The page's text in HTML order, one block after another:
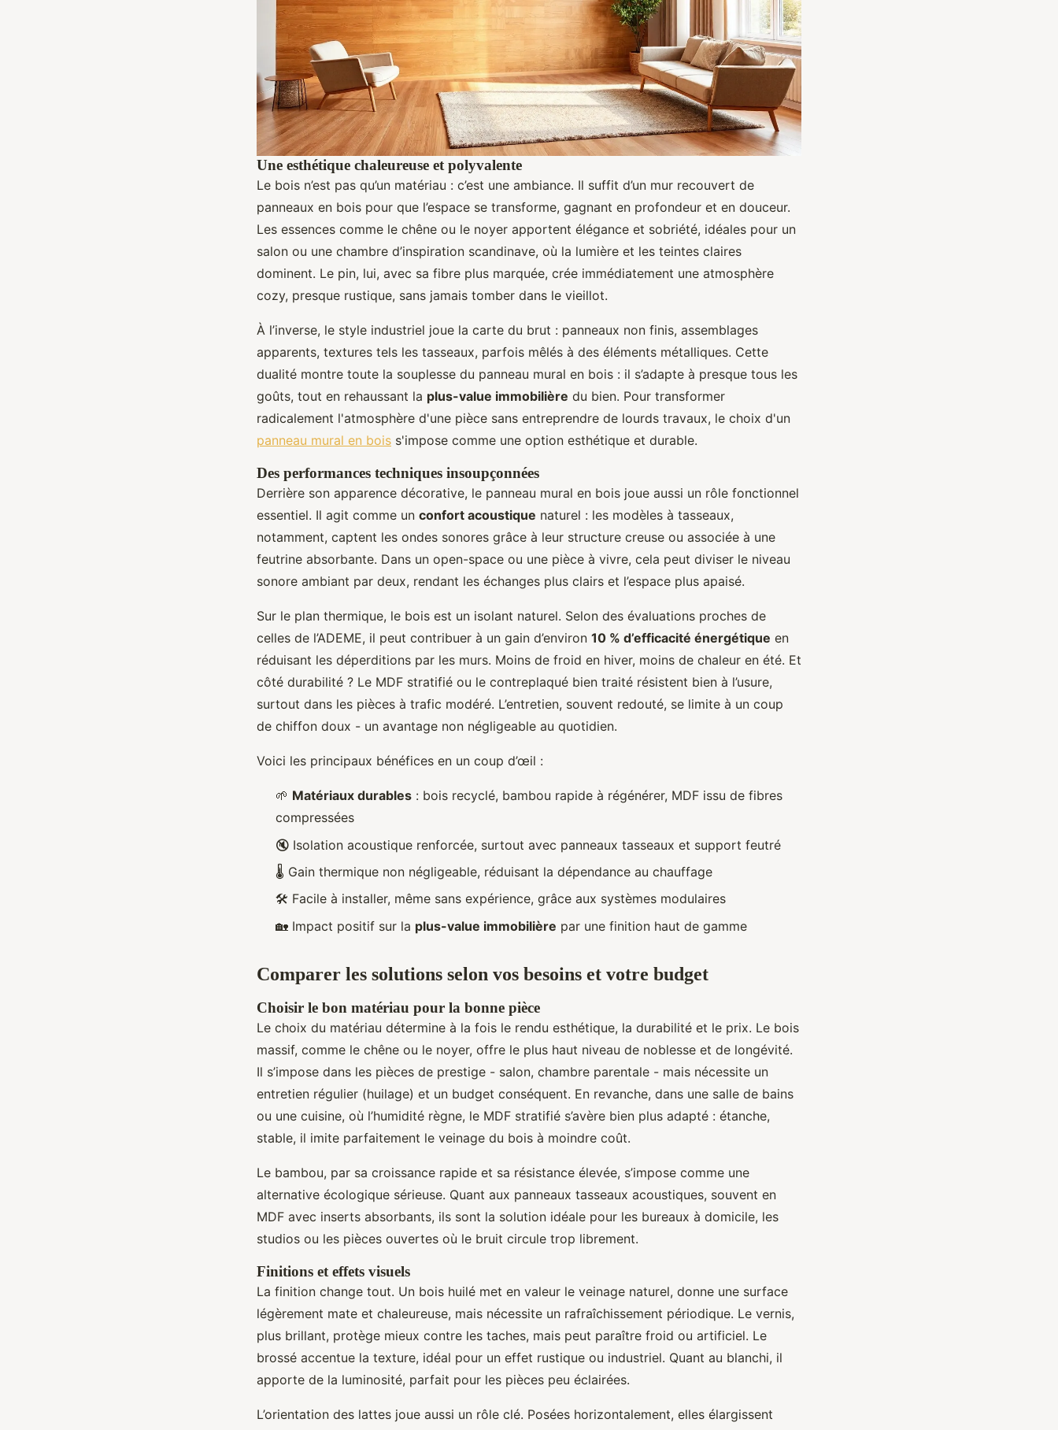
Une esthétique chaleureuse et polyvalente
Le bois n’est pas qu’un matériau : c’est une ambiance. Il suffit d’un mur recouvert de
panneaux en bois pour que l’espace se transforme, gagnant en profondeur et en douceur.
Les essences comme le chêne ou le noyer apportent élégance et sobriété, idéales pour un
salon ou une chambre d’inspiration scandinave, où la lumière et les teintes claires
dominent. Le pin, lui, avec sa fibre plus marquée, crée immédiatement une atmosphère
cozy, presque rustique, sans jamais tomber dans le vieillot.
À l’inverse, le style industriel joue la carte du brut : panneaux non finis, assemblages
apparents, textures tels les tasseaux, parfois mêlés à des éléments métalliques. Cette
dualité montre toute la souplesse du panneau mural en bois : il s’adapte à presque tous les
goûts, tout en rehaussant la plus-value immobilière du bien. Pour transformer
radicalement l'atmosphère d'une pièce sans entreprendre de lourds travaux, le choix d'un
panneau mural en bois s'impose comme une option esthétique et durable.
Des performances techniques insoupçonnées
Derrière son apparence décorative, le panneau mural en bois joue aussi un rôle fonctionnel
essentiel. Il agit comme un confort acoustique naturel : les modèles à tasseaux,
notamment, captent les ondes sonores grâce à leur structure creuse ou associée à une
feutrine absorbante. Dans un open-space ou une pièce à vivre, cela peut diviser le niveau
sonore ambiant par deux, rendant les échanges plus clairs et l’espace plus apaisé.
Sur le plan thermique, le bois est un isolant naturel. Selon des évaluations proches de
celles de l’ADEME, il peut contribuer à un gain d’environ 10 % d’efficacité énergétique en
réduisant les déperditions par les murs. Moins de froid en hiver, moins de chaleur en été. Et
côté durabilité ? Le MDF stratifié ou le contreplaqué bien traité résistent bien à l’usure,
surtout dans les pièces à trafic modéré. L’entretien, souvent redouté, se limite à un coup
de chiffon doux - un avantage non négligeable au quotidien.
Voici les principaux bénéfices en un coup d’œil :
🌱 Matériaux durables : bois recyclé, bambou rapide à régénérer, MDF issu de fibres
compressées
🔇 Isolation acoustique renforcée, surtout avec panneaux tasseaux et support feutré
🌡️ Gain thermique non négligeable, réduisant la dépendance au chauffage
🛠️ Facile à installer, même sans expérience, grâce aux systèmes modulaires
🏡 Impact positif sur la plus-value immobilière par une finition haut de gamme
Comparer les solutions selon vos besoins et votre budget
Choisir le bon matériau pour la bonne pièce
Le choix du matériau détermine à la fois le rendu esthétique, la durabilité et le prix. Le bois
massif, comme le chêne ou le noyer, offre le plus haut niveau de noblesse et de longévité.
Il s’impose dans les pièces de prestige - salon, chambre parentale - mais nécessite un
entretien régulier (huilage) et un budget conséquent. En revanche, dans une salle de bains
ou une cuisine, où l’humidité règne, le MDF stratifié s’avère bien plus adapté : étanche,
stable, il imite parfaitement le veinage du bois à moindre coût.
Le bambou, par sa croissance rapide et sa résistance élevée, s’impose comme une
alternative écologique sérieuse. Quant aux panneaux tasseaux acoustiques, souvent en
MDF avec inserts absorbants, ils sont la solution idéale pour les bureaux à domicile, les
studios ou les pièces ouvertes où le bruit circule trop librement.
Finitions et effets visuels
La finition change tout. Un bois huilé met en valeur le veinage naturel, donne une surface
légèrement mate et chaleureuse, mais nécessite un rafraîchissement périodique. Le vernis,
plus brillant, protège mieux contre les taches, mais peut paraître froid ou artificiel. Le
brossé accentue la texture, idéal pour un effet rustique ou industriel. Quant au blanchi, il
apporte de la luminosité, parfait pour les pièces peu éclairées.
L’orientation des lattes joue aussi un rôle clé. Posées horizontalement, elles élargissent